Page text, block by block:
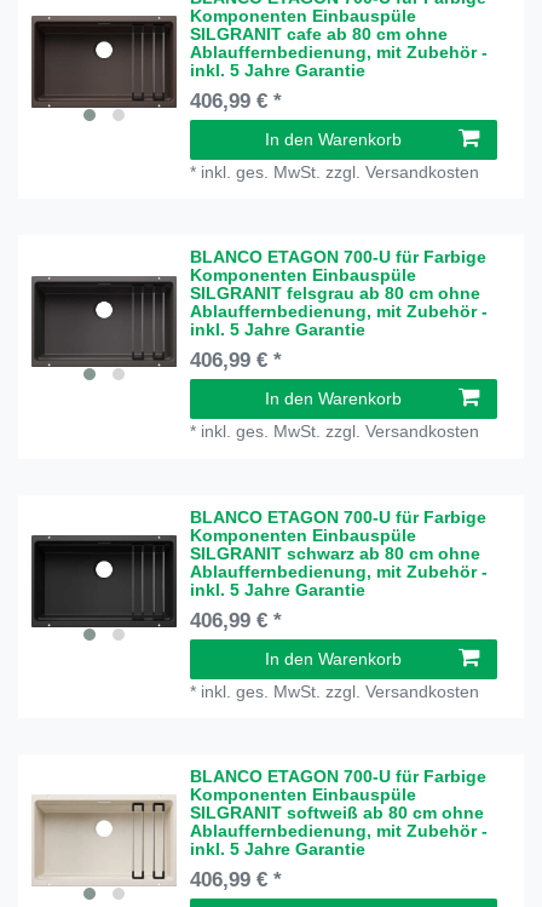
Komponenten Einbauspüle
SILGRANIT cafe ab 80 cm ohne
Ablauffernbedienung, mit Zubehör -
inkl. 5 Jahre Garantie
406,99 € *
In den Warenkorb
* inkl. ges. MwSt. zzgl.Versandkosten
BLANCO ETAGON 700-U für Farbige
Komponenten Einbauspüle
SILGRANIT felsgrau ab 80 cm ohne
Ablauffernbedienung, mit Zubehör -
inkl. 5 Jahre Garantie
406,99 € *
In den Warenkorb
* inkl. ges. MwSt. zzgl.Versandkosten
BLANCO ETAGON 700-U für Farbige
Komponenten Einbauspüle
SILGRANIT schwarz ab 80 cm ohne
Ablauffernbedienung, mit Zubehör -
inkl. 5 Jahre Garantie
406,99 € *
In den Warenkorb
* inkl. ges. MwSt. zzgl.Versandkosten
BLANCO ETAGON 700-U für Farbige
Komponenten Einbauspüle
SILGRANIT softweiß ab 80 cm ohne
Ablauffernbedienung, mit Zubehör -
inkl. 5 Jahre Garantie
406,99 € *